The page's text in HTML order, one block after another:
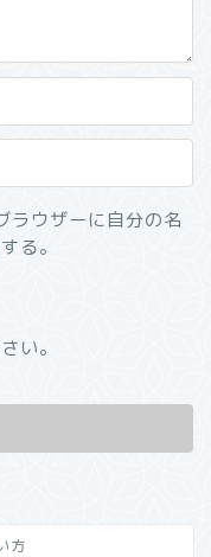
ラウザーに自分の名
る。
い。
方